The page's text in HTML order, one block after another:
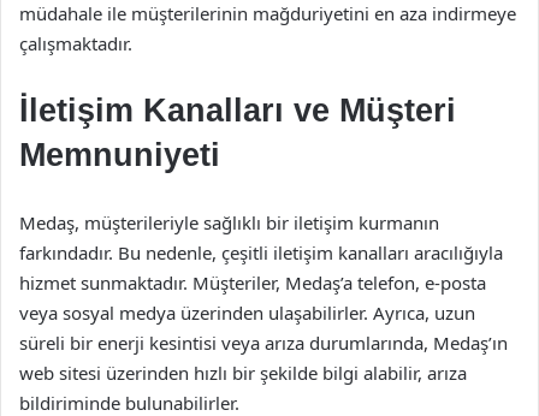
müdahale ile müşterilerinin mağduriyetini en aza indirmeye
çalışmaktadır.
İletişim Kanalları ve Müşteri
Memnuniyeti
Medaş, müşterileriyle sağlıklı bir iletişim kurmanın
farkındadır. Bu nedenle, çeşitli iletişim kanalları aracılığıyla
hizmet sunmaktadır. Müşteriler, Medaş’a telefon, e-posta
veya sosyal medya üzerinden ulaşabilirler. Ayrıca, uzun
süreli bir enerji kesintisi veya arıza durumlarında, Medaş’ın
web sitesi üzerinden hızlı bir şekilde bilgi alabilir, arıza
bildiriminde bulunabilirler.